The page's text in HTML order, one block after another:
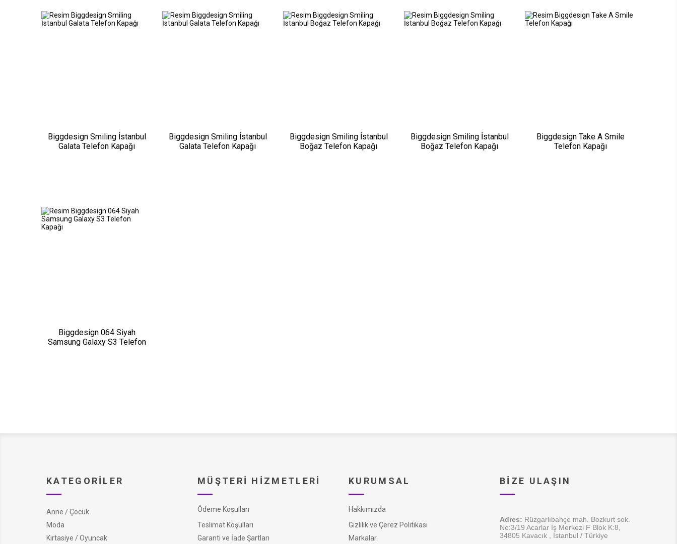
Biggdesign Smiling İstanbul
Galata Telefon Kapağı
Biggdesign Smiling İstanbul
Galata Telefon Kapağı
Biggdesign Smiling İstanbul
Boğaz Telefon Kapağı
Biggdesign Smiling İstanbul
Boğaz Telefon Kapağı
Biggdesign Take A Smile
Telefon Kapağı
Biggdesign 064 Siyah
Samsung Galaxy S3 Telefon
KATEGORILER
Anne / Çocuk
Moda
Kırtasiye / Oyuncak
MÜŞTERI HIZMETLERI
Ödeme Koşulları
Teslimat Koşulları
Garanti ve İade Şartları
KURUMSAL
Hakkımızda
Gizlilik ve Çerez Politikası
Markalar
BIZE ULAŞIN
Adres: Rüzgarlıbahçe mah. Bozkurt sok.
No:3/19 Acarlar İş Merkezi F Blok K:8,
34805 Kavacık , İstanbul / Türkiye